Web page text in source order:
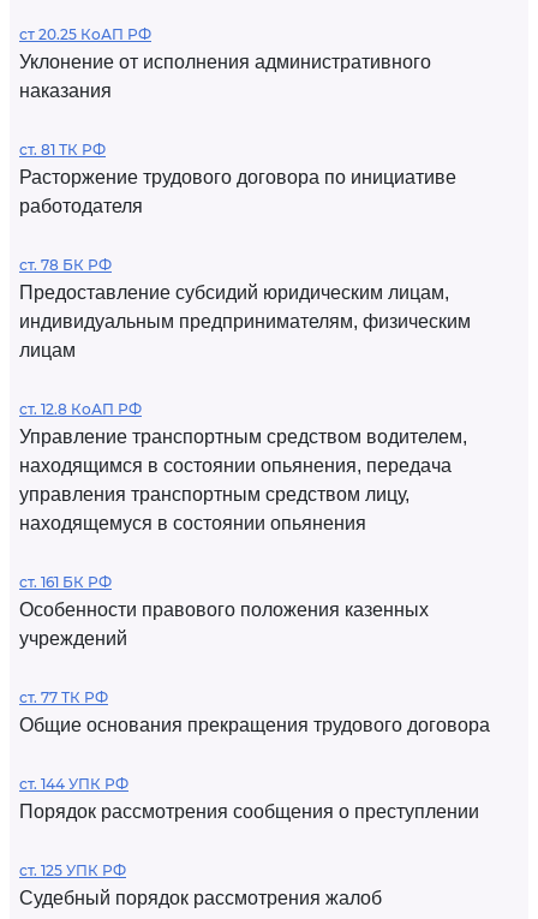
ст 20.25 КоАП РФ
Уклонение от исполнения административного
наказания
ст. 81 ТК РФ
Расторжение трудового договора по инициативе
работодателя
ст. 78 БК РФ
Предоставление субсидий юридическим лицам,
индивидуальным предпринимателям, физическим
лицам
ст. 12.8 КоАП РФ
Управление транспортным средством водителем,
находящимся в состоянии опьянения, передача
управления транспортным средством лицу,
находящемуся в состоянии опьянения
ст. 161 БК РФ
Особенности правового положения казенных
учреждений
ст. 77 ТК РФ
Общие основания прекращения трудового договора
ст. 144 УПК РФ
Порядок рассмотрения сообщения о преступлении
ст. 125 УПК РФ
Судебный порядок рассмотрения жалоб